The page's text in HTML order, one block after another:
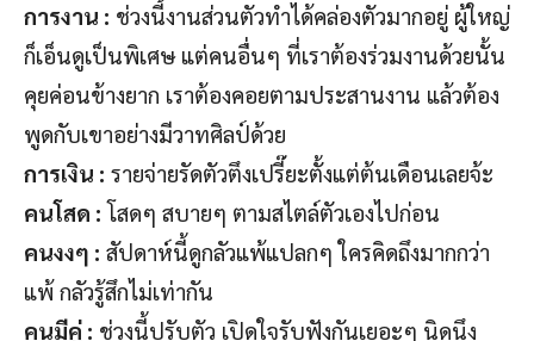
การงาน : ช่วงนี้งานส่วนตัวทำได้คล่องตัวมากอยู่ ผู้ใหญ่
ก็เอ็นดูเป็นพิเศษ แต่คนอื่นๆ ที่เราต้องร่วมงานด้วยนั้น
คุยค่อนข้างยาก เราต้องคอยตามประสานงาน แล้วต้อง
พูดกับเขาอย่างมีวาทศิลป์ด้วย
การเงิน : รายจ่ายรัดตัวตึงเปรี๊ยะตั้งแต่ต้นเดือนเลยจ้ะ
คนโสด : โสดๆ สบายๆ ตามสไตล์ตัวเองไปก่อน
คนงงๆ : สัปดาห์นี้ดูกลัวแพ้แปลกๆ ใครคิดถึงมากกว่า
แพ้ กลัวรู้สึกไม่เท่ากัน
คนมีคู่ : ช่วงนี้ปรับตัว เปิดใจรับฟังกันเยอะๆ นิดนึง